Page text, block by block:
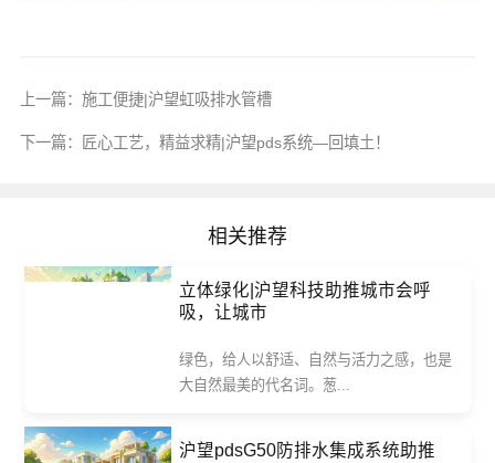
上一篇： 施工便捷|沪望虹吸排水管槽
下一篇： 匠心工艺，精益求精|沪望pds系统—回填土！
相关推荐
立体绿化|沪望科技助推城市会呼
吸，让城市
绿色，给人以舒适、自然与活力之感，也是
大自然最美的代名词。葱...
沪望pdsG50防排水集成系统助推